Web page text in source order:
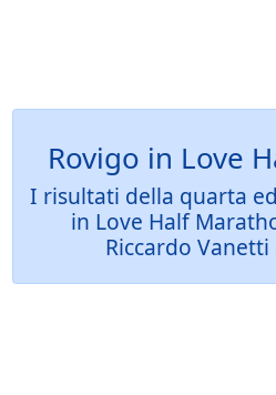
Rovigo in Love
I risultati della quarta
in Love Half
Riccardo Vanetti